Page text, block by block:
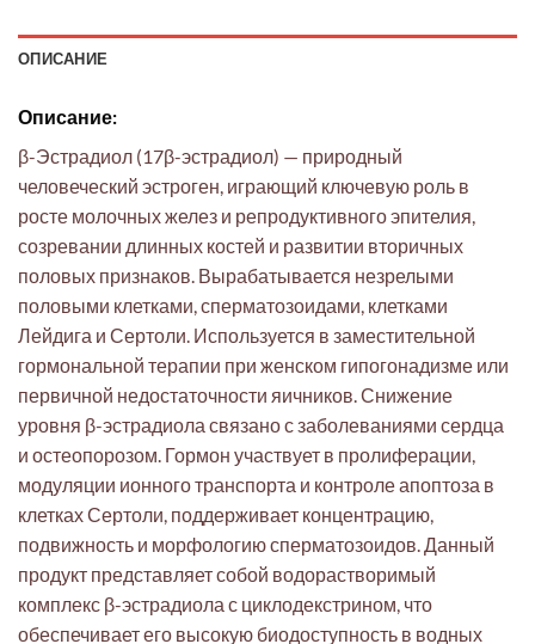
ОПИСАНИЕ
Описание:
β-Эстрадиол (17β-эстрадиол) — природный
человеческий эстроген, играющий ключевую роль в
росте молочных желез и репродуктивного эпителия,
созревании длинных костей и развитии вторичных
половых признаков. Вырабатывается незрелыми
половыми клетками, сперматозоидами, клетками
Лейдига и Сертоли. Используется в заместительной
гормональной терапии при женском гипогонадизме или
первичной недостаточности яичников. Снижение
уровня β-эстрадиола связано с заболеваниями сердца
и остеопорозом. Гормон участвует в пролиферации,
модуляции ионного транспорта и контроле апоптоза в
клетках Сертоли, поддерживает концентрацию,
подвижность и морфологию сперматозоидов. Данный
продукт представляет собой водорастворимый
комплекс β-эстрадиола с циклодекстрином, что
обеспечивает его высокую биодоступность в водных